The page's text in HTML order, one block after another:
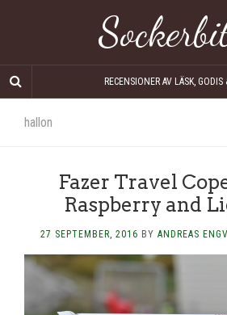
RECENSIONER AV LÄSK, GODIS
hallon
Fazer Travel
Raspberry and
27 SEPTEMBER, 2016 BY ANDREAS